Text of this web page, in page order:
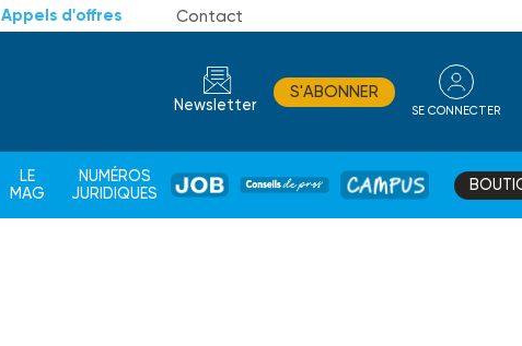
Appels d'offres Contact
Newsletter
S'ABONNER
SE CONNECTER
LE
MAG
NUMÉROS
JURIDIQUES
JOB
DE
CAMPUS